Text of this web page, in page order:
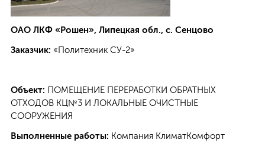
Заказать услугу:
Заявка на проектирование
Сервисное обслуживание
ОАО ЛКФ «Рошен», Липецкая обл., с. Сенцово
Заказчик: «Политехник СУ-2»
Объект: ПОМЕЩЕНИЕ ПЕРЕРАБОТКИ ОБРАТНЫХ
ОТХОДОВ КЦ№3 И ЛОКАЛЬНЫЕ ОЧИСТНЫЕ
СООРУЖЕНИЯ
Выполненные работы: Компания КлиматКомфорт